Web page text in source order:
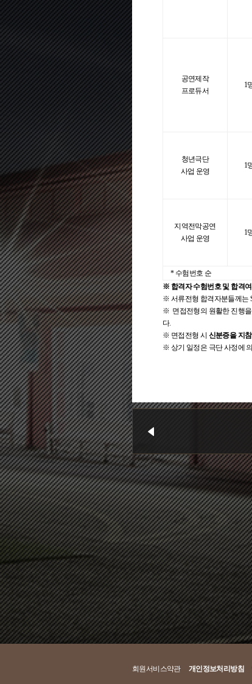
공연제작
프로듀서
1
청년극단
사업 운영
1
지역전막공연
사업 운영
1
* 수험번호 순
※ 합격자 수험번호 및 합격
※ 서류전형 합격자분들께는
※ 면접전형의 원활한 진행
다.
※ 면접전형 시 신분증을 지참
※ 상기 일정은 극단 사정에
목록
회원서비스약관 개인정보처리방침